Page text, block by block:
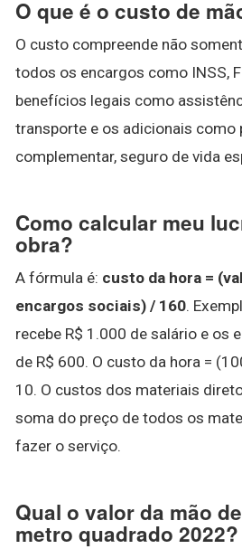
O que é o custo de
O custo compreende não
todos os encargos como INSS,
benefícios legais como
transporte e os adicionais como
complementar, seguro de vida
Como calcular meu
obra?
A fórmula é: custo da hora =
encargos sociais) / 160.
recebe R$ 1.000 de salário e os
de R$ 600. O custo da hora =
10. O custos dos materiais
soma do preço de todos os
fazer o serviço.
Qual o valor da mão
metro quadrado 2022?